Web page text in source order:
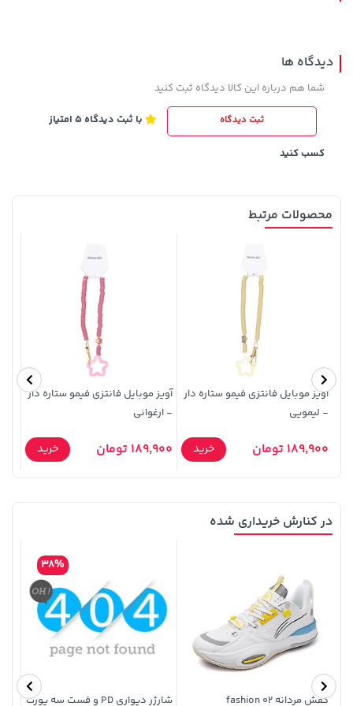
27,280,000 تومان خرید
185,000 تومان
141,000 تومان
دیدگاه ها
شما هم درباره این کالا دیدگاه ثبت کنید
ثبت دیدگاه با ثبت دیدگاه 5 امتیاز
کسب کنید
محصولات مرتبط
آویز موبایل فانتزی فیمو ستاره دار
- لیمویی
189,900 تومان خرید
آویز موبایل فانتزی فیمو ستاره دار
- ارغوانی
189,900 تومان خرید
در کنارش خریداری شده
کفش مردانه fashion ۰۲
شارژر دیواری PD و فست سه پورت
38%